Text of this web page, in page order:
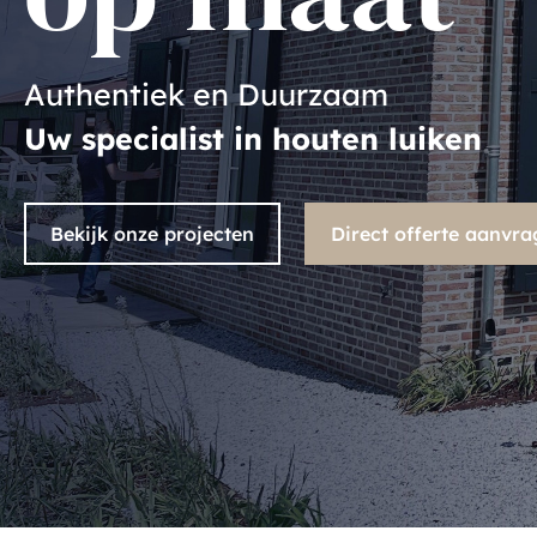
Authentiek en Duurzaam
Uw specialist in houten luiken
Bekijk onze projecten Direct offerte